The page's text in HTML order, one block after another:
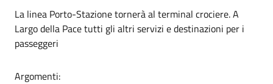
La linea Porto-Stazione tornerà al terminal crociere. A
Largo della Pace tutti gli altri servizi e destinazioni per i
passeggeri
Argomenti: